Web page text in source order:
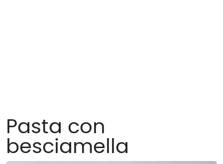
Pasta con
besciamella